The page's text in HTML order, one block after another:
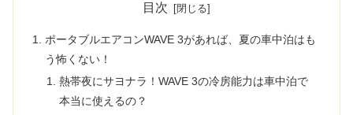
目次
ポータブルエアコンWAVE 3があれば、夏の車中泊はも
う怖くない！
熱帯夜にサヨナラ！WAVE 3の冷房能力は車中泊で
本当に使えるの？